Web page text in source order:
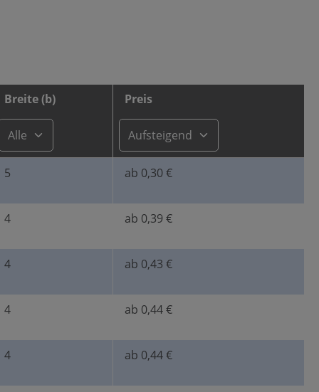
Breite (b) Preis
5 ab 0,30 €
4 ab 0,39 €
4 ab 0,43 €
4 ab 0,44 €
4 ab 0,44 €